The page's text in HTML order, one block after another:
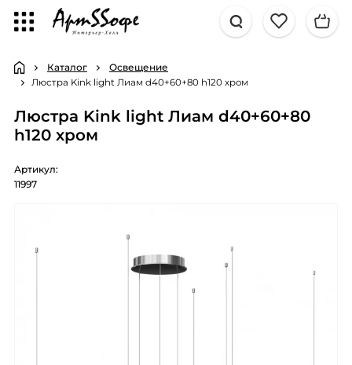
Каталог Освещение
Люстра Kink light Лиам d40+60+80 h120 хром
Люстра Kink light Лиам d40+60+80
h120 хром
Артикул:
11997